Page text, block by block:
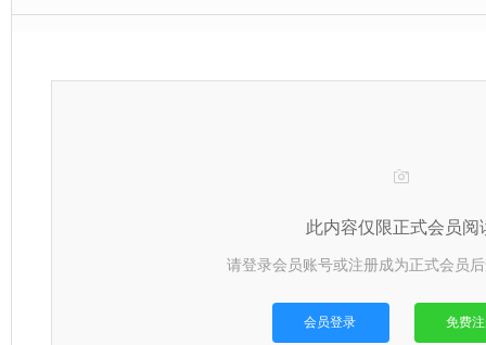

此内容仅限正式会员阅
请登录会员账号或注册成为正式会员
会员登录 免费